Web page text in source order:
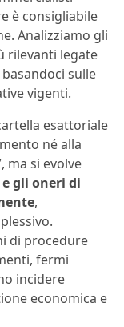
è consigliabile
Analizziamo gli
rilevanti legate
sulle
vigenti.
esattoriale
né alla
ma si evolve
gli oneri di
,
di procedure
fermi
incidere
economica e